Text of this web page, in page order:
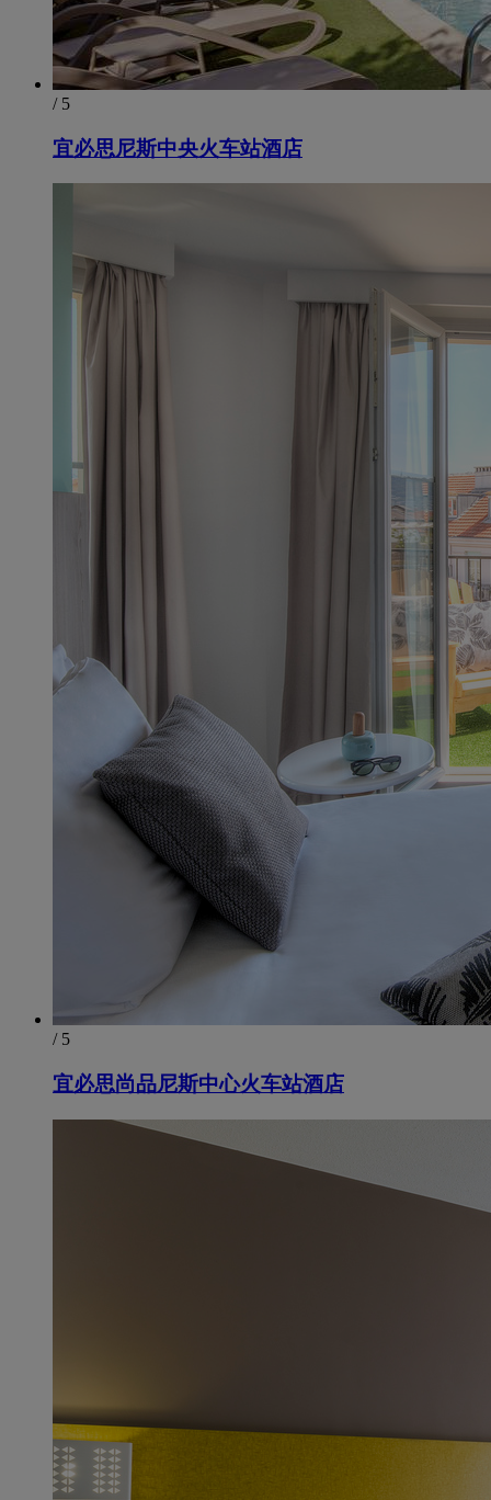
/ 5
宜必思尼斯中央火车站酒店
/ 5
宜必思尚品尼斯中心火车站酒店